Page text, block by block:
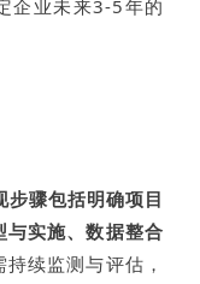
企业未来3-5年的
步骤包括明确项目
与实施、数据整合
续监测与评估，